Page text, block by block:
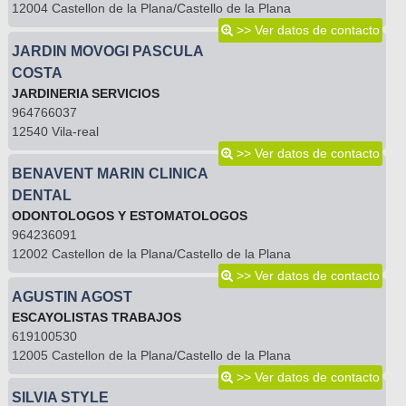
12004 Castellon de la Plana/Castello de la Plana
>> Ver datos de contacto
JARDIN MOVOGI PASCULA
COSTA
JARDINERIA SERVICIOS
964766037
12540 Vila-real
>> Ver datos de contacto
BENAVENT MARIN CLINICA
DENTAL
ODONTOLOGOS Y ESTOMATOLOGOS
964236091
12002 Castellon de la Plana/Castello de la Plana
>> Ver datos de contacto
AGUSTIN AGOST
ESCAYOLISTAS TRABAJOS
619100530
12005 Castellon de la Plana/Castello de la Plana
>> Ver datos de contacto
SILVIA STYLE